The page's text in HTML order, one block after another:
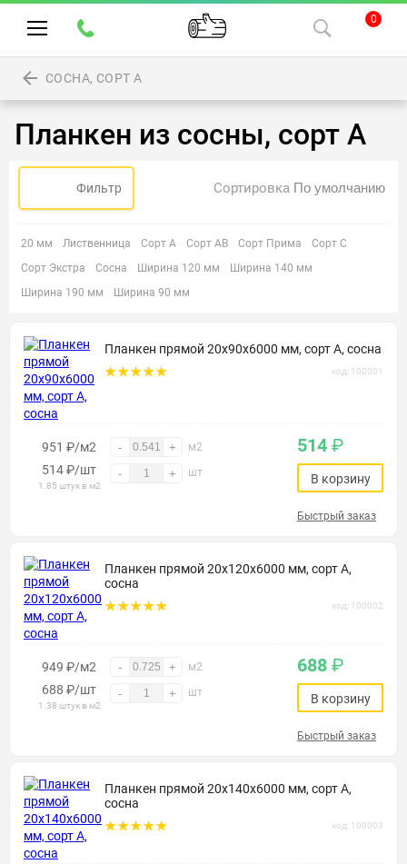
0
СОСНА, СОРТ А
Планкен из сосны, сорт А
Фильтр Сортировка
20 мм Лиственница Сорт А Сорт АВ Сорт Прима
Сорт С
Сорт Экстра
Сосна Ширина 120 мм
Ширина 140 мм
Ширина 190 мм
Ширина 90 мм
Планкен прямой 20х90х6000 мм, сорт А, сосна
код: 100001
951 ₽/м2 - + м2
514₽/шт
1.85 штук в м2
- + шт
514 ₽
В корзину
Быстрый заказ
Планкен прямой 20х120х6000 мм, сорт А,
сосна
код: 100002
949 ₽/м2 - + м2
688 ₽/шт
1.38 штук в м2
- + шт
688 ₽
В корзину
Быстрый заказ
Планкен прямой 20х140х6000 мм, сорт А,
сосна
код: 100003